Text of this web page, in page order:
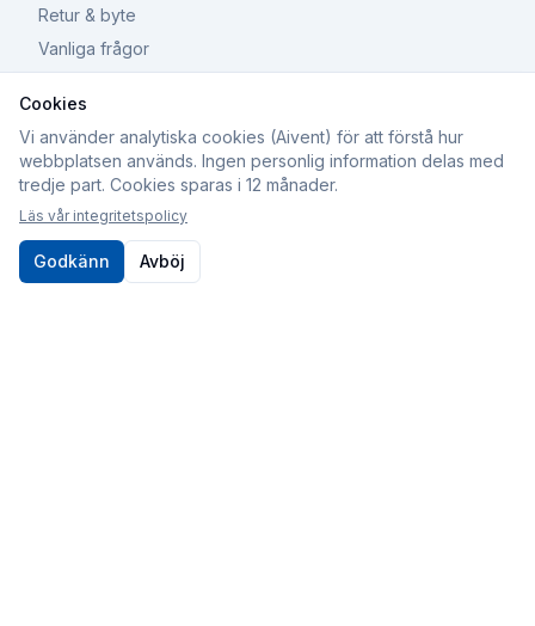
Retur & byte
Vanliga frågor
Information
Köpvillkor
Integritetspolicy
Cookies
Om oss
Cookies
Vi använder analytiska cookies (Aivent) för att förstå hur
webbplatsen används. Ingen personlig information delas med
tredje part. Cookies sparas i 12 månader.
Läs vår integritetspolicy
Godkänn Avböj